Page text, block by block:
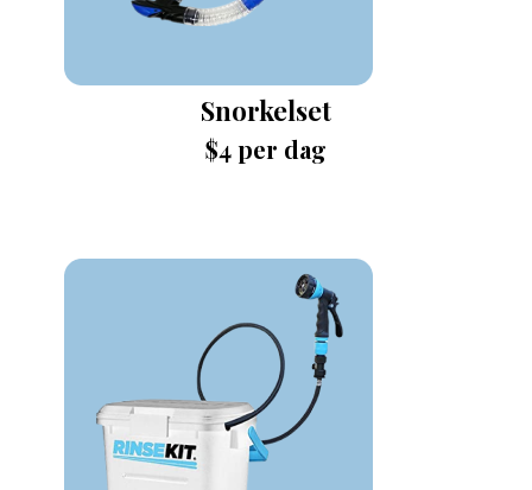
Snorkelset
$4 per dag